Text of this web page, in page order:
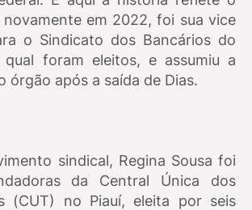
em 2022, foi sua vice
o Sindicato dos Bancários do
qual foram eleitos, e assumiu a
órgão após a saída de Dias.
sindical, Regina Sousa foi
da Central Única dos
(CUT) no Piauí, eleita por seis